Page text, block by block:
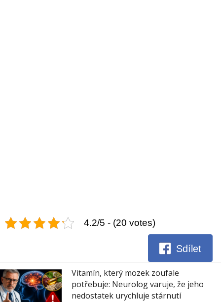
4.2/5 - (20 votes)
Sdílet
Vitamín, který mozek zoufale
potřebuje: Neurolog varuje, že jeho
nedostatek urychluje stárnutí